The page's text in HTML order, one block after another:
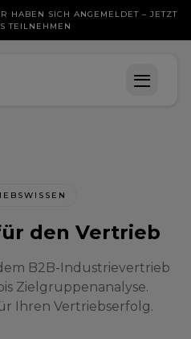
HABEN SICH ANGEMELDET – JETZT
TEILNEHMEN
den Vertrieb
B2B-Industrievertrieb
Zielgruppenanalyse.
Ihren Vertriebserfolg.